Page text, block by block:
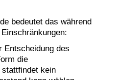
bedeutet das während
Entscheidung des
die
kein